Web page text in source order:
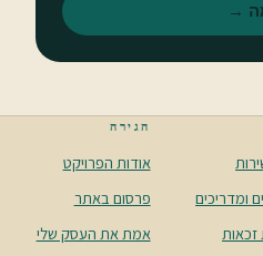
→
ומדריכים
זכאות
הגירה
אודות הפרויקט
פרסום באתר
אמת את העסק שלי